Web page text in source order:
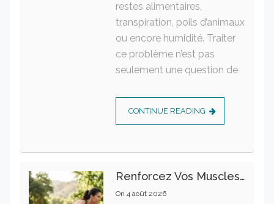
restes alimentaires,
transpiration, poils d’animaux
ou encore humidité. Traiter
ce problème n’est pas
seulement une question de
CONTINUE READING
Renforcez Vos Muscles Profonds Pour Apaiser Votre Mal De Dos
On 4 août 2026